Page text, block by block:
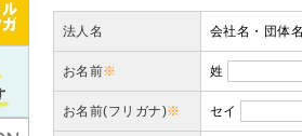
法人名 会社名・団体
お名前※ 姓
お名前(フリガナ)※ セイ